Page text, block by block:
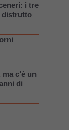
i tre
distrutto
c’è un
di